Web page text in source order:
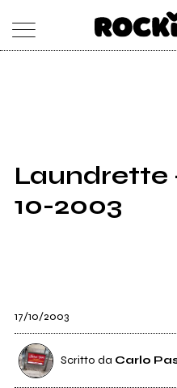
SHOP
RADIO
Laundrette
10-2003
17/10/2003
Scritto da Carlo